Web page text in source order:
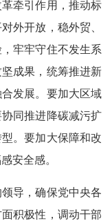
牵引作用，推动标
外开放，稳外贸、
牢牢守住不发生系
成果，统筹推进新
发展。要加大区域
同推进降碳减污扩
。要加大保障和改
安全感。
导，确保党中央各
积极性，调动干部